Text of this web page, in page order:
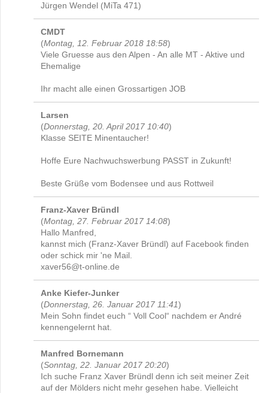
Jürgen Wendel (MiTa 471)
CMDT
(Montag, 12. Februar 2018 18:58)
Viele Gruesse aus den Alpen - An alle MT - Aktive und
Ehemalige
Ihr macht alle einen Grossartigen JOB
Larsen
(Donnerstag, 20. April 2017 10:40)
Klasse SEITE Minentaucher!
Hoffe Eure Nachwuchswerbung PASST in Zukunft!
Beste Grüße vom Bodensee und aus Rottweil
Franz-Xaver Bründl
(Montag, 27. Februar 2017 14:08)
Hallo Manfred,
kannst mich (Franz-Xaver Bründl) auf Facebook finden
oder schick mir 'ne Mail.
xaver56@t-online.de
Anke Kiefer-Junker
(Donnerstag, 26. Januar 2017 11:41)
Mein Sohn findet euch “ Voll Cool“ nachdem er André
kennengelernt hat.
Manfred Bornemann
(Sonntag, 22. Januar 2017 20:20)
Ich suche Franz Xaver Bründl denn ich seit meiner Zeit
auf der Mölders nicht mehr gesehen habe. Vielleicht